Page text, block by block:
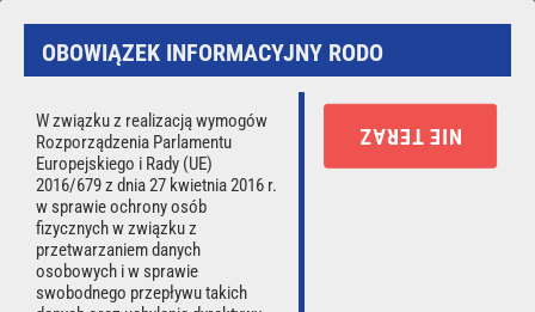
OBOWIĄZEK INFORMACYJNY RODO
W związku z realizacją wymogów
Rozporządzenia Parlamentu
Europejskiego i Rady (UE)
2016/679 z dnia 27 kwietnia 2016 r.
w sprawie ochrony osób
fizycznych w związku z
przetwarzaniem danych
osobowych i w sprawie
swobodnego przepływu takich
NIE TERAZ
Strona używa ciasteczek (cookies).
Korzystając ze strony wyrażasz zgodę na używanie cookies,
zgodnie z aktualnymi ustawieniami przeglądarki.
Czytaj więcej.
Rozumiem